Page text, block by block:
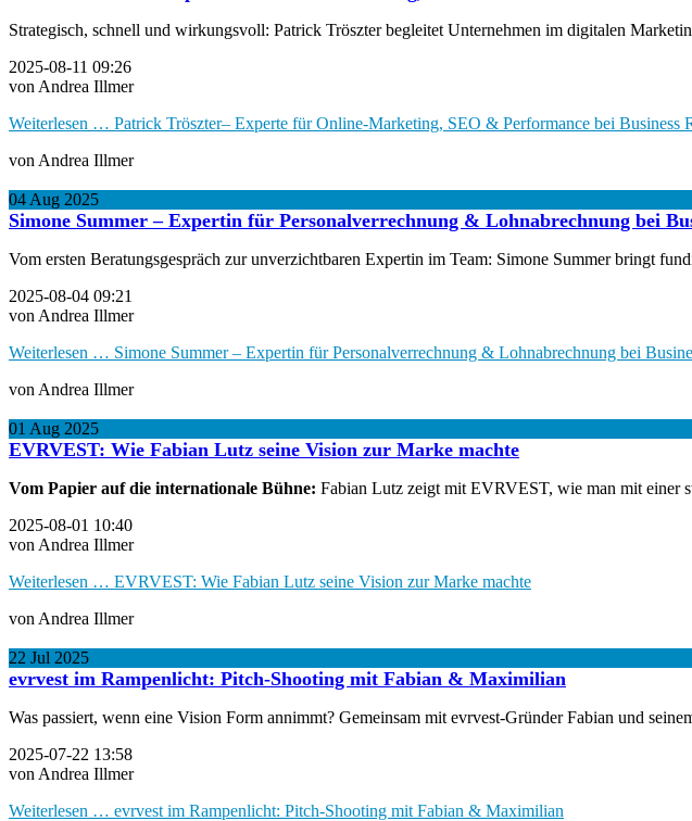
Strategisch, schnell und wirkungsvoll: Patrick Tröszter begleitet Unternehmen im digitalen
2025-08-11 09:26
von Andrea Illmer
Weiterlesen … Patrick Tröszter– Experte für Online-Marketing, SEO & Performance bei Business
von Andrea Illmer
04 Aug 2025
Simone Summer – Expertin für Personalverrechnung & Lohnabrechnung bei
Vom ersten Beratungsgespräch zur unverzichtbaren Expertin im Team: Simone Summer bringt
2025-08-04 09:21
von Andrea Illmer
Weiterlesen … Simone Summer – Expertin für Personalverrechnung & Lohnabrechnung bei
von Andrea Illmer
01 Aug 2025
EVRVEST: Wie Fabian Lutz seine Vision zur Marke machte
Vom Papier auf die internationale Bühne: Fabian Lutz zeigt mit EVRVEST, wie man mit einer
2025-08-01 10:40
von Andrea Illmer
Weiterlesen … EVRVEST: Wie Fabian Lutz seine Vision zur Marke machte
von Andrea Illmer
22 Jul 2025
evrvest im Rampenlicht: Pitch-Shooting mit Fabian & Maximilian
Was passiert, wenn eine Vision Form annimmt? Gemeinsam mit evrvest-Gründer Fabian und
2025-07-22 13:58
von Andrea Illmer
Weiterlesen … evrvest im Rampenlicht: Pitch-Shooting mit Fabian & Maximilian